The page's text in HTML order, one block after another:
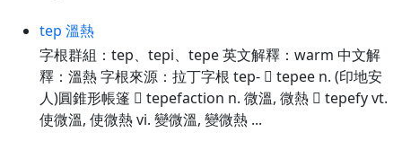
tep 溫熱
字根群組：tep、tepi、tepe 英文解釋：warm 中文解
釋：溫熱 字根來源：拉丁字根 tep-  tepee n. (印地安
人)圓錐形帳篷  tepefaction n. 微溫, 微熱  tepefy vt.
使微溫, 使微熱 vi. 變微溫, 變微熱 ...